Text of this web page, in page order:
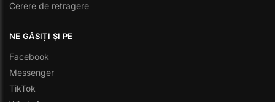
Cerere de retragere
NE GĂSIȚI ȘI PE
Facebook
Messenger
TikTok